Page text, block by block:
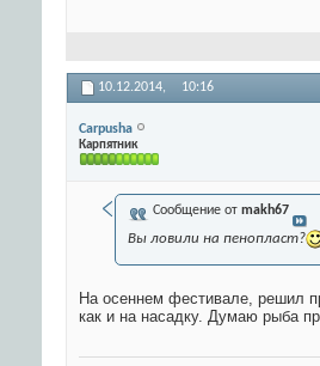
10.12.2014, 10:16
Carpusha
Карпятник
Сообщение от makh67
Вы ловили на пенопласт?
На осеннем фестивале, решил
как и на насадку. Думаю рыба